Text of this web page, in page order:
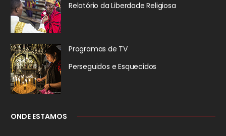
Relatório da Liberdade Religiosa
Programas de TV
Perseguidos e Esquecidos
ONDE ESTAMOS